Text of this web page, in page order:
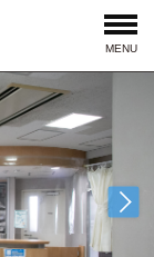
MENU